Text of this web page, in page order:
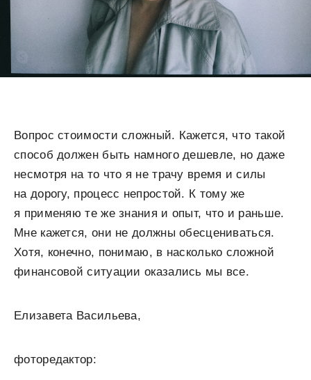
Вопрос стоимости сложный. Кажется, что такой
способ должен быть намного дешевле, но даже
несмотря на то что я не трачу время и силы
на дорогу, процесс непростой. К тому же
я применяю те же знания и опыт, что и раньше.
Мне кажется, они не должны обесцениваться.
Хотя, конечно, понимаю, в насколько сложной
финансовой ситуации оказались мы все.
Елизавета Васильева,
фоторедактор: